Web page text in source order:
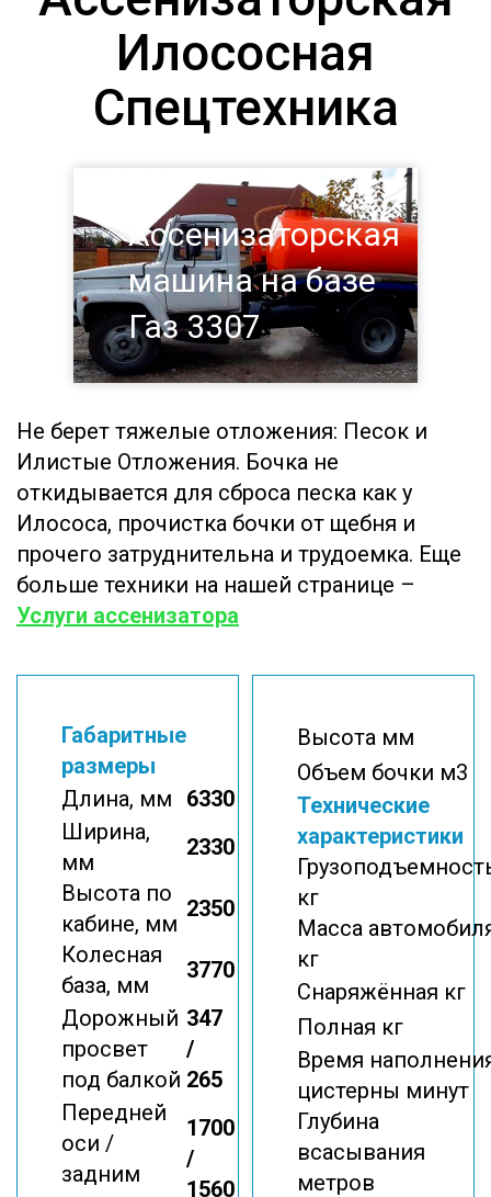
Илососная
Спецтехника
Ассенизаторская
машина на базе
Газ 3307
Не берет тяжелые отложения: Песок и
Илистые Отложения. Бочка не
откидывается для сброса песка как у
Илососа, прочистка бочки от щебня и
прочего затруднительна и трудоемка. Еще
больше техники на нашей странице –
Услуги ассенизатора
Габаритные
размеры
Длина, мм
6330
Ширина,
мм
2330
Высота по
кабине, мм
2350
Колесная
база, мм
3770
Дорожный
просвет
под балкой
347
/
265
Передней
оси /
задним
1700
/
1560
Высота мм
Объем бочки м3
Технические
характеристики
кг
Масса
кг
Снаряжённая кг
Полная кг
Время
цистерны минут
Глубина
всасывания
метров